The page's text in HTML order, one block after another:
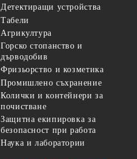
Детектиращи устройства
Табели
Агрикултура
Горско стопанство и
дърводобив
Фризьорство и козметика
Промишлено съхранение
Колички и контейнери за
почистване
Защитна екипировка за
безопасност при работа
Наука и лаборатории